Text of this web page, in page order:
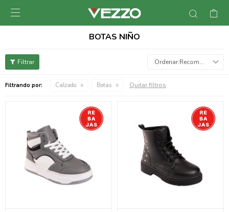

BOTAS NIÑO
Recomendados
Filtrando por: Calzado Botas Quitar filtros